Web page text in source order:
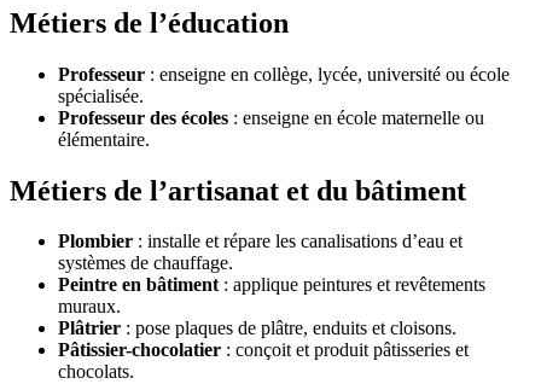
Métiers de l’éducation
Professeur : enseigne en collège, lycée, université ou école
spécialisée.
Professeur des écoles : enseigne en école maternelle ou
élémentaire.
Métiers de l’artisanat et du bâtiment
Plombier : installe et répare les canalisations d’eau et
systèmes de chauffage.
Peintre en bâtiment: applique peintures et revêtements
muraux.
Plâtrier : pose plaques de plâtre, enduits et cloisons.
Pâtissier-chocolatier : conçoit et produit pâtisseries et
chocolats.